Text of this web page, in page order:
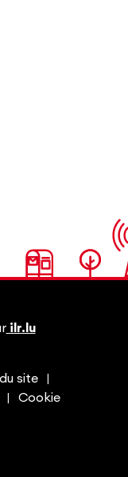
site
Cookie
ilr.lu